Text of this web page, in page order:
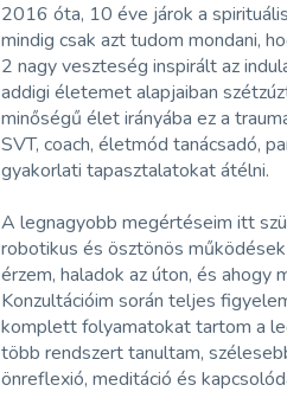
2016 óta, 10 éve járok a
mindig csak azt tudom mondani,
2 nagy veszteség inspirált az
addigi életemet alapjaiban
minőségű élet irányába ez a
SVT, coach, életmód tanácsadó,
gyakorlati tapasztalatokat átélni.
A legnagyobb megértéseim itt
robotikus és ösztönös
érzem, haladok az úton, és
Konzultációim során teljes
komplett folyamatokat tartom a
több rendszert tanultam,
önreflexió, meditáció és